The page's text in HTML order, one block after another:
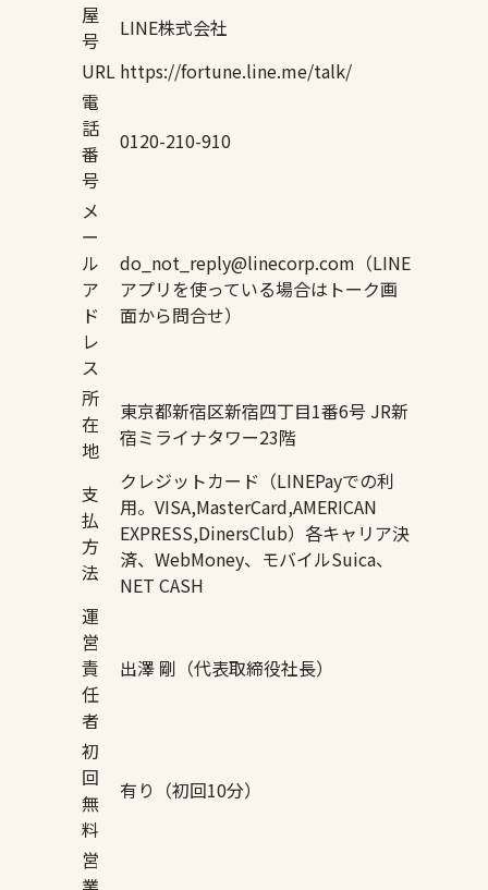
屋
号
LINE株式会社
URL https://fortune.line.me/talk/
電
話
番
号
0120-210-910
メ
ー
ル
ア
ド
レ
ス
do_not_reply@linecorp.com（LINE
アプリを使っている場合はトーク画
面から問合せ）
所
在
地
東京都新宿区新宿四丁目1番6号 JR新
宿ミライナタワー23階
支
払
方
法
クレジットカード（LINEPayでの利
用。VISA,MasterCard,AMERICAN
EXPRESS,DinersClub）各キャリア決
済、WebMoney、モバイルSuica、
NET CASH
運
営
責
任
者
出澤 剛（代表取締役社長）
初
回
無
料
有り（初回10分）
営